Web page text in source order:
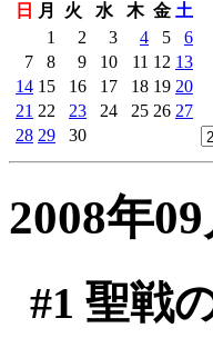
日
月 火 水 木 金 土
1
2 3 4 5
6
7
8 9 10 11 12 13
14 15 16 17 18 19 20
21 22 23 24 25 26 27
28 29 30
2008年
#1 聖戦